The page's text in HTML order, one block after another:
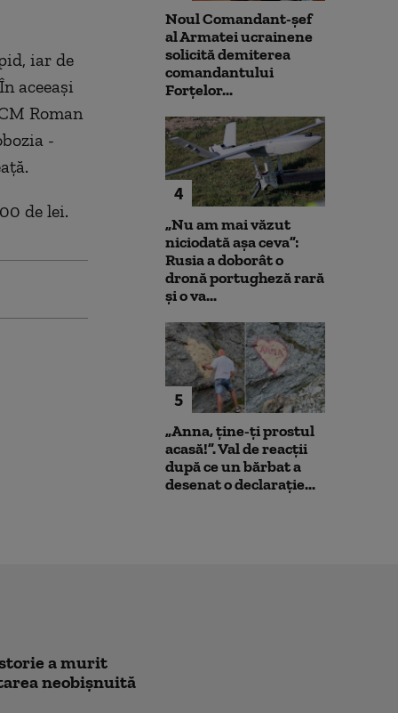
iar de
aceeași
Roman
-
de lei.
Noul Comandant-șef
al Armatei ucrainene
solicită demiterea
comandantului
Forțelor...
4
„Nu am mai văzut
niciodată așa ceva”:
Rusia a doborât o
dronă portugheză rară
și o va...
5
„Anna, ţine-ţi prostul
acasă!”. Val de reacții
după ce un bărbat a
desenat o declarație...
a murit
neobișnuită